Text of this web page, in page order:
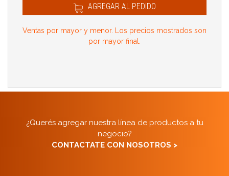
AGREGAR AL PEDIDO
Ventas por mayor y menor. Los precios mostrados son
por mayor final.
¿Querés agregar nuestra línea de productos a tu
negocio?
CONTACTATE CON NOSOTROS >